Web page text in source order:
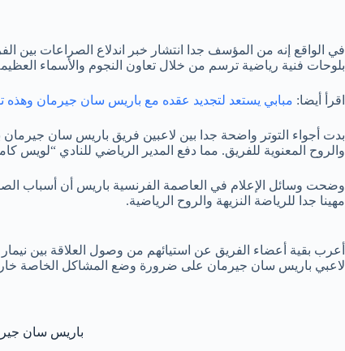
في الواقع إنه من المؤسف جدا انتشار خبر اندلاع الصراعات بين
بلوحات فنية رياضية ترسم من خلال تعاون النجوم والأسماء
اقرأ أيضا: مبابي يستعد لتجديد عقده مع باريس سان جيرمان وهذه
بدت أجواء التوتر واضحة جدا بين لاعبين فريق باريس سان
والروح المعنوية للفريق. مما دفع المدير الرياضي للنادي “لويس
وضحت وسائل الإعلام في العاصمة الفرنسية باريس أن أسباب
مهينا جدا للرياضة النزيهة والروح الرياضية.
أعرب بقية أعضاء الفريق عن استيائهم من وصول العلاقة بين
لاعبي باريس سان جيرمان على ضرورة وضع المشاكل الخاصة خارج
باريس سان